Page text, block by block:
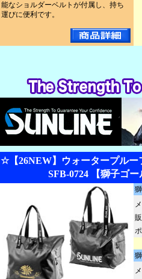
能なショルダーベルトが付属し、持ち
運びに便利です。
☆【26NEW】ウォータープル
SFB-0724 【獅子ゴー